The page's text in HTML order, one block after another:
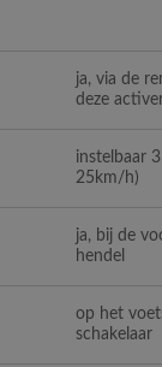
ja, via de
deze
instelbaar
25km/h)
ja, bij de
hendel
op het
schakelaar